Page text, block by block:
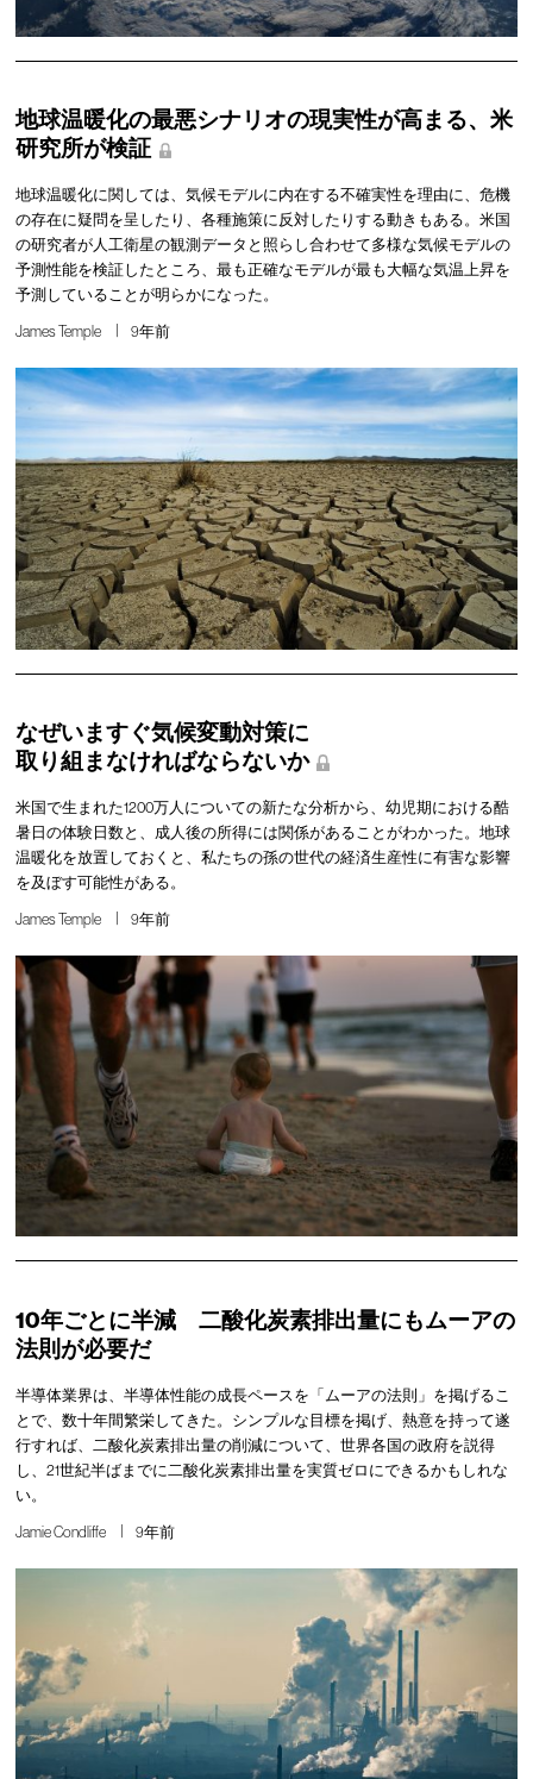
地球温暖化の最悪シナリオの現実性が高まる、米
研究所が検証
地球温暖化に関しては、気候モデルに内在する不確実性を理由に、危機
の存在に疑問を呈したり、各種施策に反対したりする動きもある。米国
の研究者が人工衛星の観測データと照らし合わせて多様な気候モデルの
予測性能を検証したところ、最も正確なモデルが最も大幅な気温上昇を
予測していることが明らかになった。
James Temple 9年前
なぜいますぐ気候変動対策に
取り組まなければならないか
米国で生まれた1200万人についての新たな分析から、幼児期における酷
暑日の体験日数と、成人後の所得には関係があることがわかった。地球
温暖化を放置しておくと、私たちの孫の世代の経済生産性に有害な影響
を及ぼす可能性がある。
James Temple 9年前
10年ごとに半減 二酸化炭素排出量にもムーアの
法則が必要だ
半導体業界は、半導体性能の成長ペースを「ムーアの法則」を掲げるこ
とで、数十年間繁栄してきた。シンプルな目標を掲げ、熱意を持って遂
行すれば、二酸化炭素排出量の削減について、世界各国の政府を説得
し、21世紀半ばまでに二酸化炭素排出量を実質ゼロにできるかもしれな
い。
Jamie Condliffe 9年前